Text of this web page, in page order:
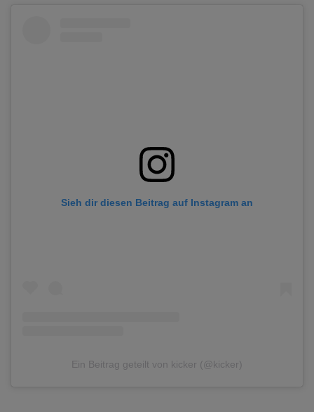
Sieh dir diesen Beitrag auf Instagram an
Ein Beitrag geteilt von kicker (@kicker)